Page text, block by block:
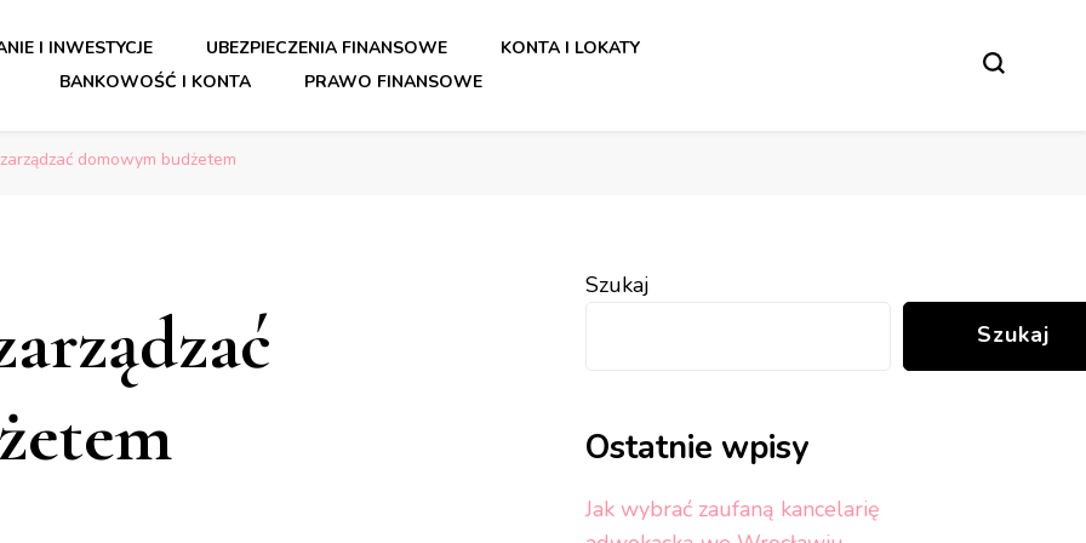
dla bezpiecznych finansów.
dla bezpiecznych finansów.
I INWESTYCJE UBEZPIECZENIA FINANSOWE
KONTA I LOKATY
BANKOWOŚĆ I KONTA
PRAWO FINANSOWE
domowym budżetem
Szukaj
Szukaj
Ostatnie wpisy
Jak wybrać zaufaną kancelarię